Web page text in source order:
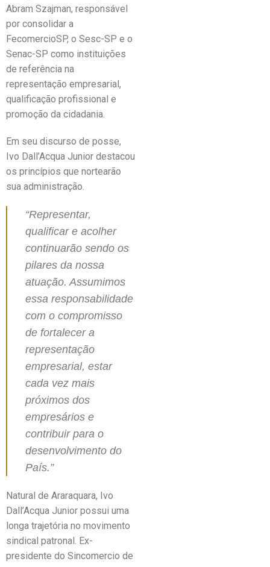
Abram Szajman, responsável
por consolidar a
FecomercioSP, o Sesc-SP e o
Senac-SP como instituições
de referência na
representação empresarial,
qualificação profissional e
promoção da cidadania.
Em seu discurso de posse,
Ivo Dall’Acqua Junior destacou
os princípios que nortearão
sua administração.
“Representar,
qualificar e acolher
continuarão sendo os
pilares da nossa
atuação. Assumimos
essa responsabilidade
com o compromisso
de fortalecer a
representação
empresarial, estar
cada vez mais
próximos dos
empresários e
contribuir para o
desenvolvimento do
País.”
Natural de Araraquara, Ivo
Dall’Acqua Junior possui uma
longa trajetória no movimento
sindical patronal. Ex-
presidente do Sincomercio de